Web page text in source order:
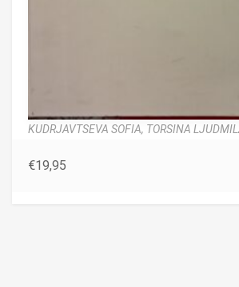
KUDRJAVTSEVA SOFIA, TORSINA
€19,95